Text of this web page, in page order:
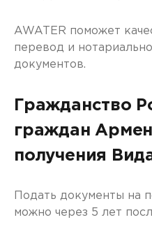
AWATER поможет
перевод и
документов.
Гражданство
граждан
получения
Подать документы на
можно через 5 лет